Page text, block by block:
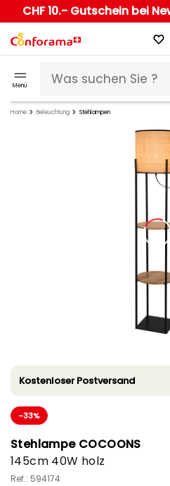
CHF 10.- Gutschein bei
Menü
Home Beleuchtung Stehlampen
Kostenloser Postversand
-33%
Stehlampe COCOONS
145cm 40W holz
Ref.: 594174